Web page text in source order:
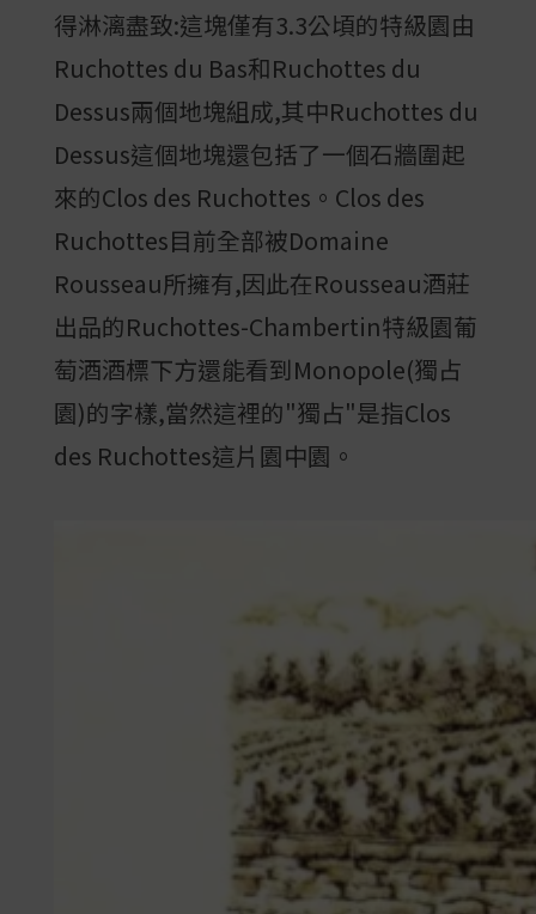
得淋漓盡致:這塊僅有3.3公頃的特級園由
Ruchottes du Bas和Ruchottes du
Dessus兩個地塊組成,其中Ruchottes du
Dessus這個地塊還包括了一個石牆圍起
來的Clos des Ruchottes。Clos des
Ruchottes目前全部被Domaine
Rousseau所擁有,因此在Rousseau酒莊
出品的Ruchottes-Chambertin特級園葡
萄酒酒標下方還能看到Monopole(獨占
園)的字樣,當然這裡的"獨占"是指Clos
des Ruchottes這片園中園。